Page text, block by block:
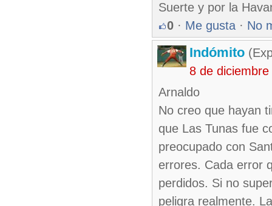
Suerte y por la
0 · Me gusta · No
Indómito
8 de
Arnaldo
No creo que hayan
que Las Tunas fue
preocupado con
errores. Cada error
perdidos. Si no
peligra realmente.